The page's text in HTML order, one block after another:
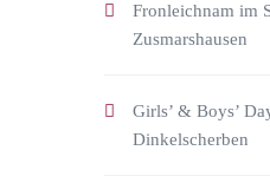
Fronleichnam im
Zusmarshausen
Girls’ & Boys’
Dinkelscherben